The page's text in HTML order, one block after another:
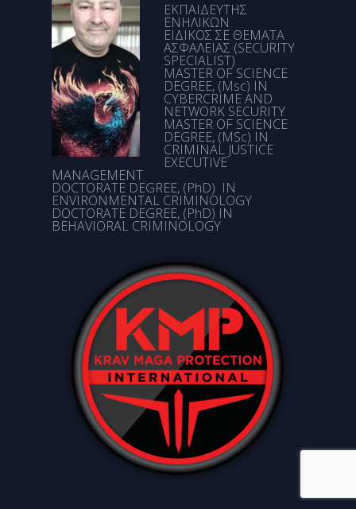
ΕΚΠΑΙΔΕΥΤΗΣ
ΕΝΗΛΙΚΩΝ
ΕΙΔΙΚΟΣ ΣΕ ΘΕΜΑΤΑ
ΑΣΦΑΛΕΙΑΣ (SECURITY
SPECIALIST)
MASTER OF SCIENCE
DEGREE, (Msc) IN
CYBERCRIME AND
NETWORK SECURITY
MASTER OF SCIENCE
DEGREE, (MSc) IN
CRIMINAL JUSTICE
EXECUTIVE
MANAGEMENT
DOCTORATE DEGREE, (PhD) IN
ENVIRONMENTAL CRIMINOLOGY
DOCTORATE DEGREE, (PhD) IN
BEHAVIORAL CRIMINOLOGY